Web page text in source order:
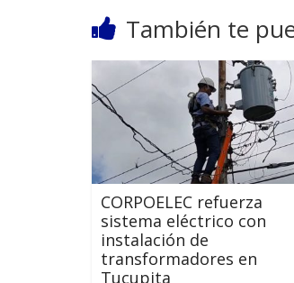
También te
CORPOELEC refuerza
sistema eléctrico con
instalación de
transformadores en
Tucupita